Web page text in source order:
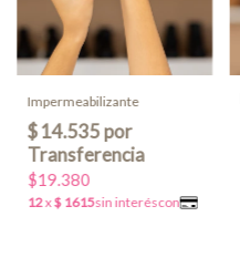
Impermeabilizante
$19.380